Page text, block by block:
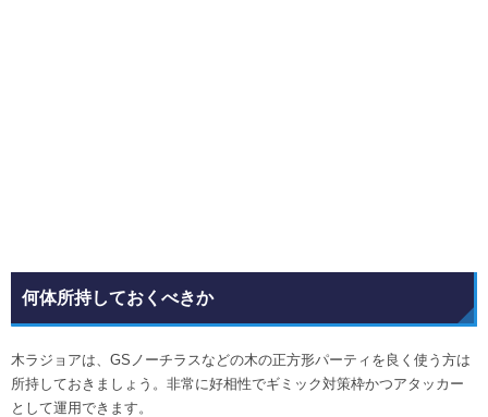
何体所持しておくべきか
木ラジョアは、GSノーチラスなどの木の正方形パーティを良く使う方は
所持しておきましょう。非常に好相性でギミック対策枠かつアタッカー
として運用できます。